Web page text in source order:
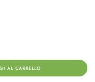
AL CARRELLO